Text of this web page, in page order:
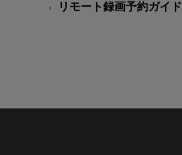
リモート録画予約ガイド